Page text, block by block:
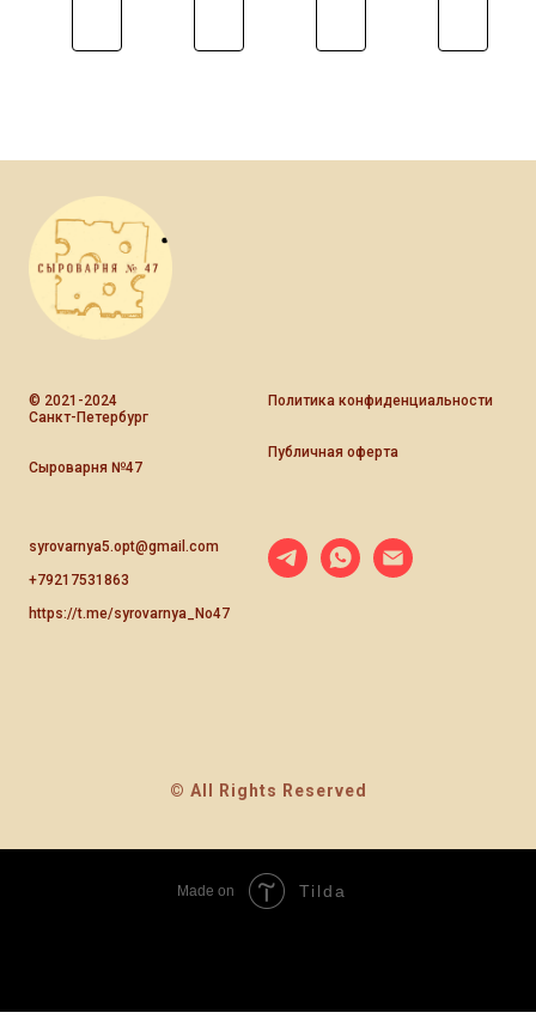
© 2021-2024
Санкт-Петербург
Сыроварня №47
Политика конфиденциальности
Публичная оферта
syrovarnya5.opt@gmail.com
+79217531863
https://t.me/syrovarnya_No47
© All Rights Reserved
Made on Tilda